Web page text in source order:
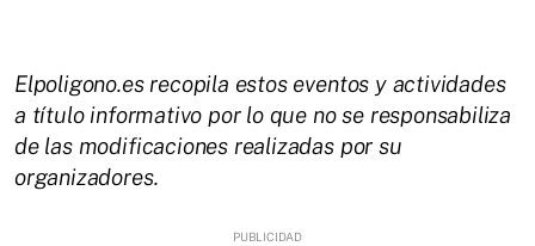
Elpoligono.es recopila estos eventos y actividades
a título informativo por lo que no se responsabiliza
de las modificaciones realizadas por su
organizadores.